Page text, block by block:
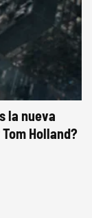
la nueva
Holland?